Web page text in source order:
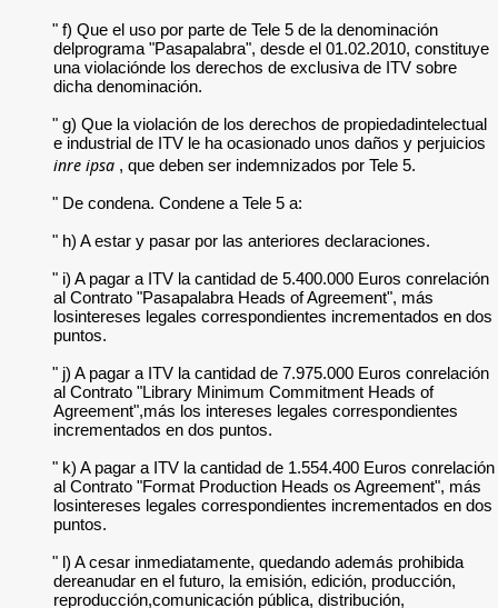
" f) Que el uso por parte de Tele 5 de la denominación
delprograma "Pasapalabra", desde el 01.02.2010, constituye
una violaciónde los derechos de exclusiva de ITV sobre
dicha denominación.
" g) Que la violación de los derechos de propiedadintelectual
e industrial de ITV le ha ocasionado unos daños y perjuicios
inre ipsa , que deben ser indemnizados por Tele 5.
" De condena. Condene a Tele 5 a:
" h) A estar y pasar por las anteriores declaraciones.
" i) A pagar a ITV la cantidad de 5.400.000 Euros conrelación
al Contrato "Pasapalabra Heads of Agreement", más
losintereses legales correspondientes incrementados en dos
puntos.
" j) A pagar a ITV la cantidad de 7.975.000 Euros conrelación
al Contrato "Library Minimum Commitment Heads of
Agreement",más los intereses legales correspondientes
incrementados en dos puntos.
" k) A pagar a ITV la cantidad de 1.554.400 Euros conrelación
al Contrato "Format Production Heads os Agreement", más
losintereses legales correspondientes incrementados en dos
puntos.
" l) A cesar inmediatamente, quedando además prohibida
dereanudar en el futuro, la emisión, edición, producción,
reproducción,comunicación pública, distribución,